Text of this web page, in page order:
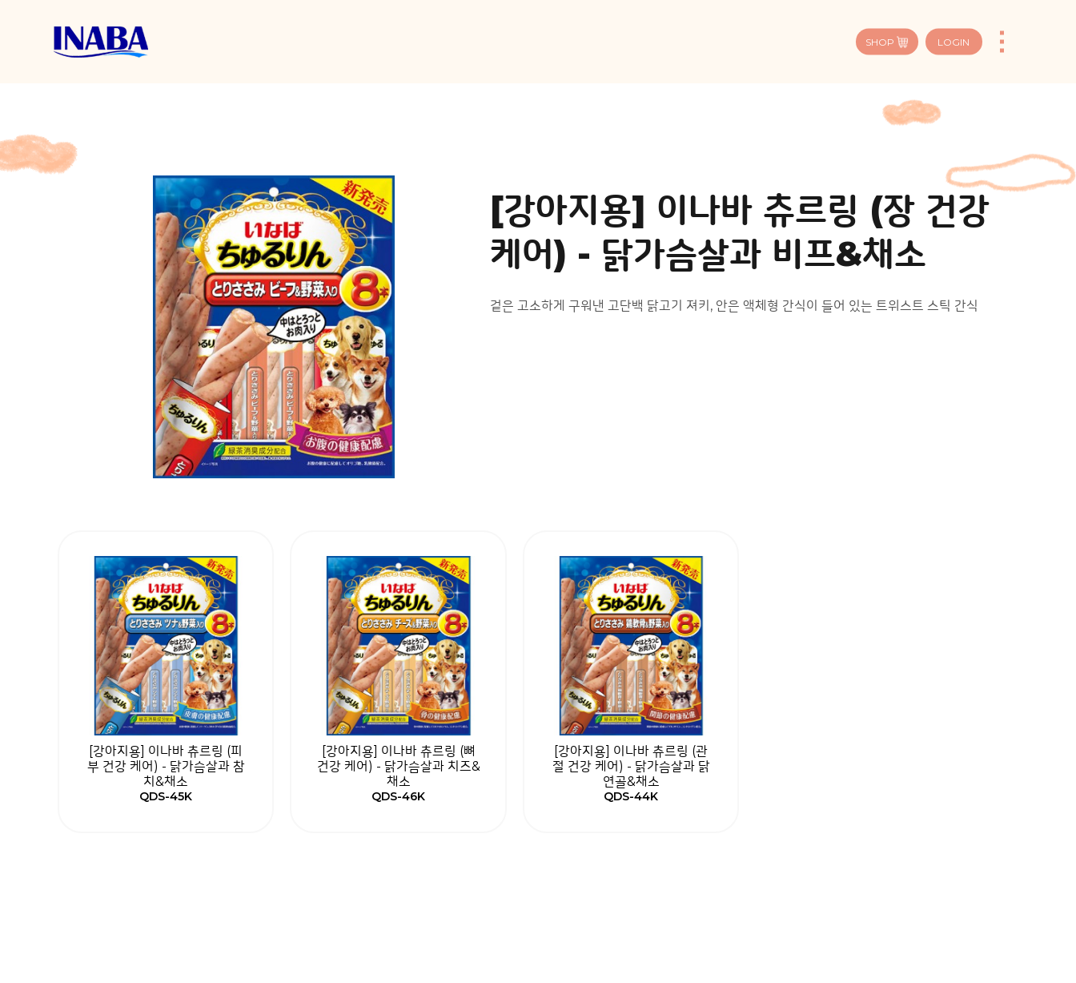
SHOP LOGIN
[강아지용] 이나바 츄르링 (장 건강
케어) - 닭가슴살과 비프&채소
겉은 고소하게 구워낸 고단백 닭고기 져키, 안은 액체형 간식이 들어 있는 트위스트 스틱 간식
[강아지용] 이나바 츄르링 (피
부 건강 케어) - 닭가슴살과 참
치&채소
QDS-45K
[강아지용] 이나바 츄르링 (뼈
건강 케어) - 닭가슴살과 치즈&
채소
QDS-46K
[강아지용] 이나바 츄르링 (관
절 건강 케어) - 닭가슴살과 닭
연골&채소
QDS-44K